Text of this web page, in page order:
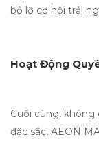
bỏ lỡ cơ hội trải
Hoạt Động
Cuối cùng,
đặc sắc, AEON